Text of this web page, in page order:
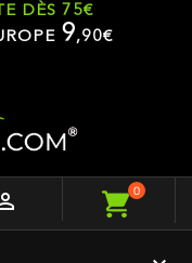
DÈS 75€
9,90€
0